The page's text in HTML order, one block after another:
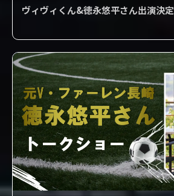
ヴィヴィくん&徳永悠平さん出演決定